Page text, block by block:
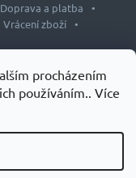
procházením
používáním.. Více
Doprava a platba
Vrácení zboží